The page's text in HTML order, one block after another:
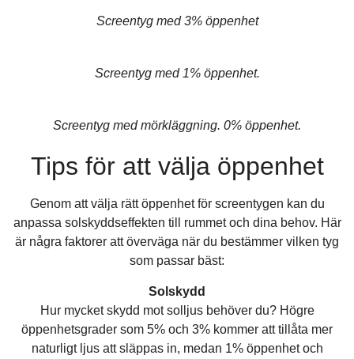
Screentyg med 3% öppenhet
Screentyg med 1% öppenhet.
Screentyg med mörkläggning. 0% öppenhet.
Tips för att välja öppenhet
Genom att välja rätt öppenhet för screentygen kan du
anpassa solskyddseffekten till rummet och dina behov. Här
är några faktorer att överväga när du bestämmer vilken tyg
som passar bäst:
Solskydd
Hur mycket skydd mot solljus behöver du? Högre
öppenhetsgrader som 5% och 3% kommer att tillåta mer
naturligt ljus att släppas in, medan 1% öppenhet och